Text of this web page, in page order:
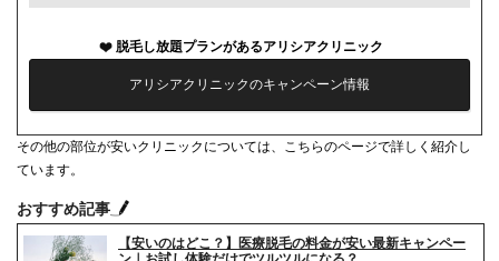
薬代 0円
シェービング代 0円
麻酔代 3,000円(必要な人のみ)
キャンセル料
解約事務手数料 残り回数分の費用の10%
脱毛し放題プランがあるアリシアクリニック
アリシアクリニックのキャンペーン情報
その他の部位が安いクリニックについては、こちらのページで詳しく紹介し
ています。
おすすめ記事
【安いのはどこ？】医療脱毛の料金が安い最新キャンペー